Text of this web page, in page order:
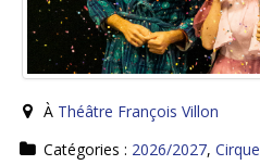
FESTIVAL J. BREL
PÔLE D'EXCELLENCE
AVEC VOUS
À Théâtre François Villon
Catégories : 2026/2027, Cirque